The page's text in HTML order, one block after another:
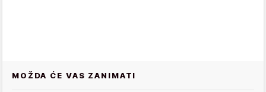
MOŽDA ĆE VAS ZANIMATI